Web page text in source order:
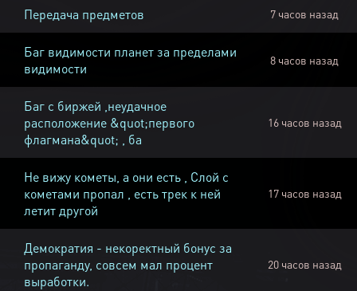
Передача предметов 7 часов назад
Баг видимости планет за пределами
видимости
8 часов назад
Баг с биржей ,неудачное
расположение &quot;первого
флагмана&quot; , ба
16 часов назад
Не вижу кометы, а они есть , Слой с
кометами пропал , есть трек к ней
летит другой
17 часов назад
Демократия - некоректный бонус за
пропаганду, совсем мал процент
выработки.
20 часов назад